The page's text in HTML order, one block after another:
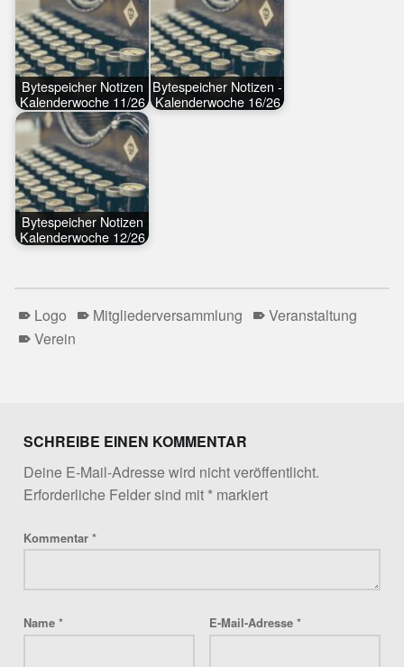
Bytespeicher Notizen
Kalenderwoche 11/26
Bytespeicher Notizen -
Kalenderwoche 16/26
Bytespeicher Notizen
Kalenderwoche 12/26
Logo Mitgliederversammlung
Veranstaltung
Verein
SCHREIBE EINEN KOMMENTAR
Deine E-Mail-Adresse wird nicht veröffentlicht.
Erforderliche Felder sind mit *markiert
Kommentar *
Name * E-Mail-Adresse *